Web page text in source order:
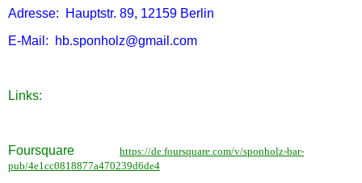
Adresse: Hauptstr. 89, 12159 Berlin
E-Mail: hb.sponholz@gmail.com
Links:
Foursquare
https://de.foursquare.com/v/sponholz-bar-
pub/4e1cc0818877a470239d6de4